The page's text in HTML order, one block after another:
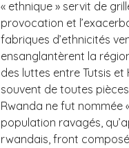
« ethnique » servit de
provocation et
fabriques d’ethnicités
ensanglantèrent la
des luttes entre Tutsis
souvent de toutes
Rwanda ne fut nommée
population ravagés,
rwandais, front